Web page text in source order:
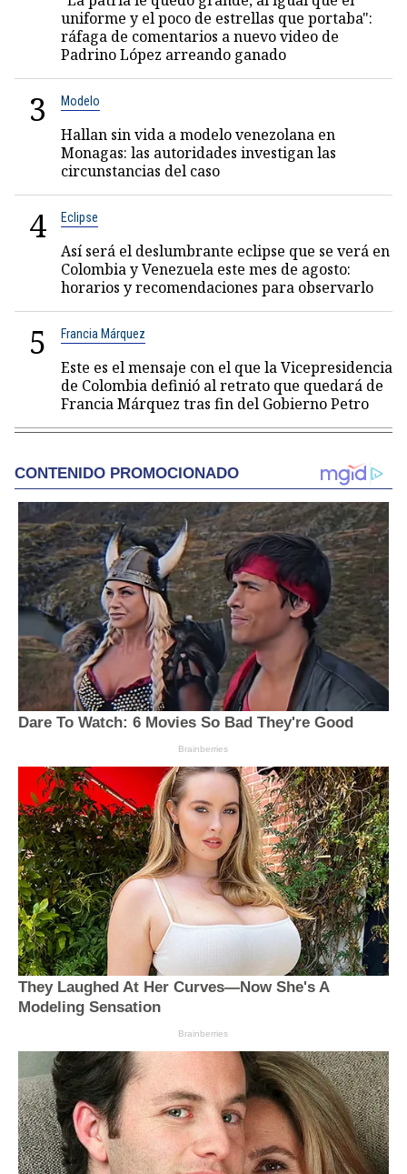
uniforme y el poco de estrellas que portaba":
ráfaga de comentarios a nuevo video de
Padrino López arreando ganado
3 Modelo
Hallan sin vida a modelo venezolana en
Monagas: las autoridades investigan las
circunstancias del caso
4 Eclipse
Así será el deslumbrante eclipse que se verá en
Colombia y Venezuela este mes de agosto:
horarios y recomendaciones para observarlo
5 Francia Márquez
Este es el mensaje con el que la Vicepresidencia
de Colombia definió al retrato que quedará de
Francia Márquez tras fin del Gobierno Petro